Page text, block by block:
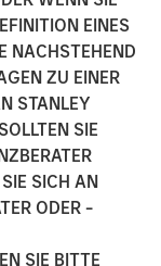
EINES
NACHSTEHEND
ZU EINER
STANLEY
SIE
SICH AN
ODER -
SIE BITTE
Led